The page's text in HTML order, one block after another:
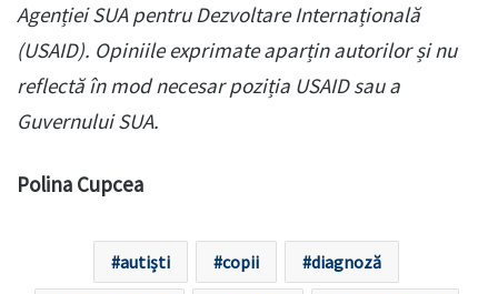
Agenției SUA pentru Dezvoltare Internațională
(USAID). Opiniile exprimate aparțin autorilor și nu
reflectă în mod necesar poziția USAID sau a
Guvernului SUA.
Polina Cupcea
autiști copii diagnoză